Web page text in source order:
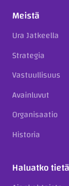
Meistä
Ura Jatkeella
Strategia
Vastuullisuus
Avainluvut
Organisaatio
Historia
Haluatko